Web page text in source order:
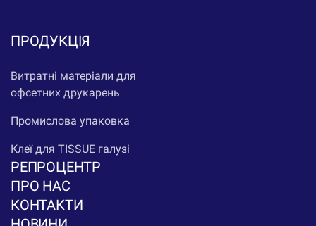
ПРОДУКЦІЯ
Витратні матеріали для
офсетних друкарень
Промислова упаковка
Клеї для TISSUE галузі
РЕПРОЦЕНТР
ПРО НАС
КОНТАКТИ